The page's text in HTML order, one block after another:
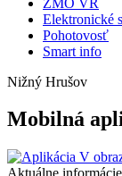
Elektronické
Pohotovosť
Smart info
Nižný Hrušov
Mobilná